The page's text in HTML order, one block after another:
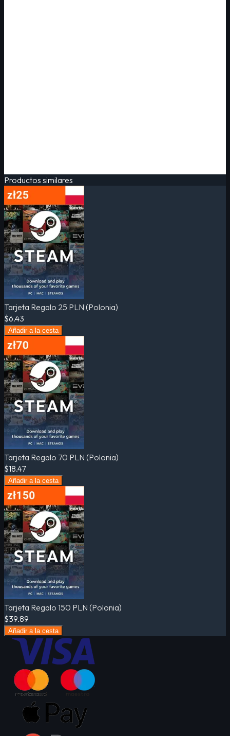
Productos similares
Tarjeta Regalo 25 PLN (Polonia)
$6.43
Añadir a la cesta
Tarjeta Regalo 70 PLN (Polonia)
$18.47
Añadir a la cesta
Tarjeta Regalo 150 PLN (Polonia)
$39.89
Añadir a la cesta